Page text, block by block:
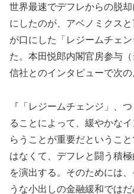
世界最速でデフレからの脱
にしたのが、アベノミクス
が口にした「レジームチェ
た。本田悦郎内閣官房参与
信社とのインタピューで次の
『「レジームチェンジ」、
ることによって、緩やかな
らうことが重要だというこ
はなくて、デフレと闘う積
を演出する。そのためには
うな小出しの金融緩和では